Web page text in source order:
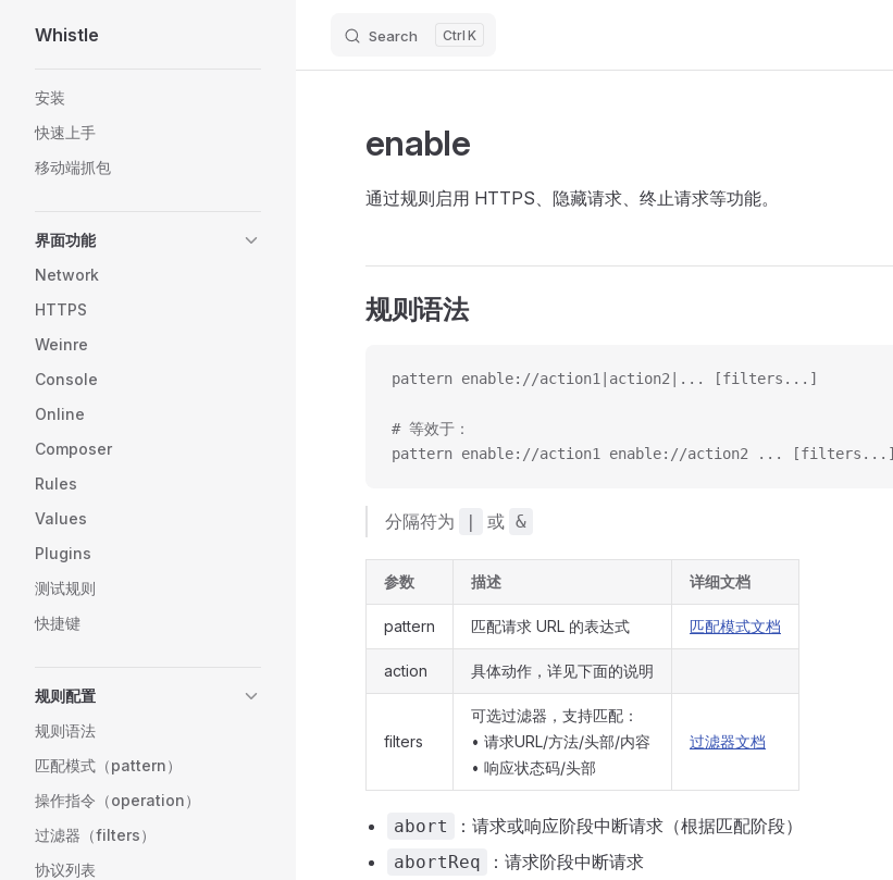
Skip to content
Whistle Search K
安装
快速上手
移动端抓包
界面功能
Network
HTTPS
Weinre
Console
Online
Composer
Rules
Values
Plugins
测试规则
快捷键
规则配置
规则语法
匹配模式（pattern）
操作指令（operation）
过滤器（filters）
协议列表
enable
通过规则启用 HTTPS、隐藏请求、终止请求等功能。
规则语法
pattern enable://action1|action2|... [filters...]
# 等效于：
pattern enable://action1 enable://action2 ... [filters...]
分隔符为 | 或 &
参数 描述 详细文档
pattern 匹配请求 URL 的表达式 匹配模式文档
action 具体动作，详见下面的说明
filters
可选过滤器，支持匹配：
• 请求URL/方法/头部/内容
• 响应状态码/头部
过滤器文档
abort ：请求或响应阶段中断请求（根据匹配阶段）
abortReq ：请求阶段中断请求